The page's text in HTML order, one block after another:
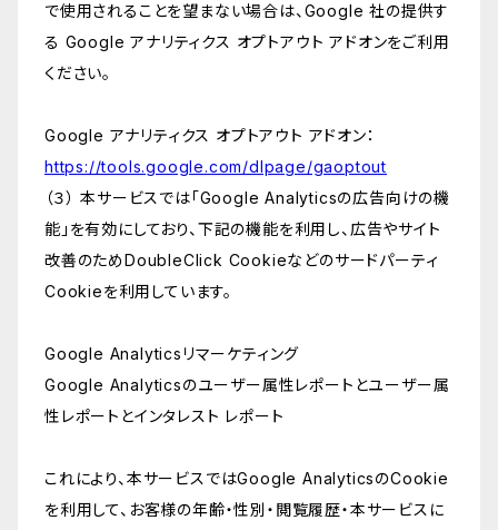
で使用されることを望まない場合は、Google 社の提供す
る Google アナリティクス オプトアウト アドオンをご利用
ください。
Google アナリティクス オプトアウト アドオン：
https://tools.google.com/dlpage/gaoptout
（３） 本サービスでは「Google Analyticsの広告向けの機
能」を有効にしており、下記の機能を利用し、広告やサイト
改善のためDoubleClick Cookieなどのサードパーティ
Cookieを利用しています。
Google Analyticsリマーケティング
Google Analyticsのユーザー属性レポートとユーザー属
性レポートとインタレスト レポート
これにより、本サービスではGoogle AnalyticsのCookie
を利用して、お客様の年齢・性別・閲覧履歴・本サービスに